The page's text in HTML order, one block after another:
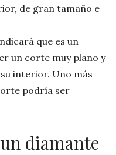
de gran tamaño e
que es un
un corte muy plano y
interior. Uno más
podría ser
diamante